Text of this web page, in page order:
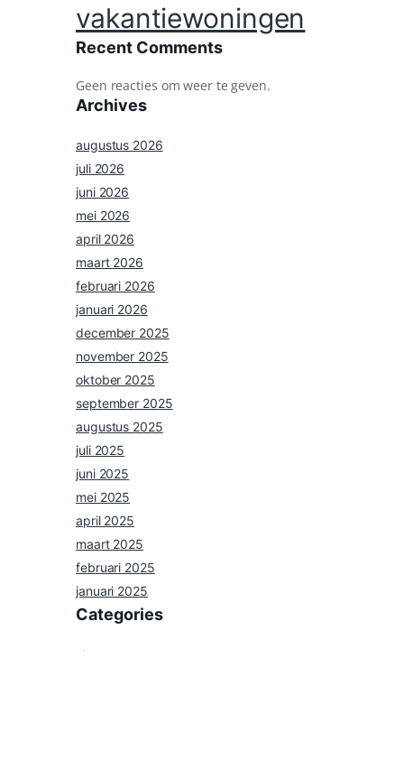
vakantiewoningen
Recent Comments
Geen reacties om weer te geven.
Archives
augustus 2026
juli 2026
juni 2026
mei 2026
april 2026
maart 2026
februari 2026
januari 2026
december 2025
november 2025
oktober 2025
september 2025
augustus 2025
juli 2025
juni 2025
mei 2025
april 2025
maart 2025
februari 2025
januari 2025
Categories
nieuws